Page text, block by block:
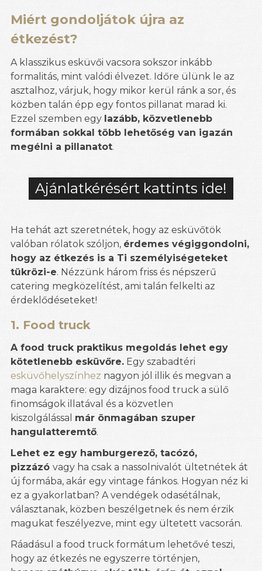
Miért gondoljátok újra az
étkezést?
A klasszikus esküvői vacsora sokszor inkább
formalitás, mint valódi élvezet. Időre ülünk le az
asztalhoz, várjuk, hogy mikor kerül ránk a sor, és
közben talán épp egy fontos pillanat marad ki.
Ezzel szemben egy lazább, közvetlenebb
formában sokkal több lehetőség van igazán
megélni a pillanatot.
Ajánlatkérésért kattints ide!
Ha tehát azt szeretnétek, hogy az esküvőtök
valóban rólatok szóljon, érdemes végiggondolni,
hogy az étkezés is a Ti személyiségeteket
tükrözi-e. Nézzünk három friss és népszerű
catering megközelítést, ami talán felkelti az
érdeklődéseteket!
1. Food truck
A food truck praktikus megoldás lehet egy
kötetlenebb esküvőre. Egy szabadtéri
esküvőhelyszínhez nagyon jól illik és megvan a
maga karaktere: egy dizájnos food truck a sülő
finomságok illatával és a közvetlen
kiszolgálással már önmagában szuper
hangulatteremtő.
Lehet ez egy hamburgerező, tacózó,
pizzázó vagy ha csak a nassolnivalót ültetnétek át
új formába, akár egy vintage fánkos. Hogyan néz ki
ez a gyakorlatban? A vendégek odasétálnak,
választanak, közben beszélgetnek és nem érzik
magukat feszélyezve, mint egy ültetett vacsorán.
Ráadásul a food truck formátum lehetővé teszi,
hogy az étkezés ne egyszerre történjen,